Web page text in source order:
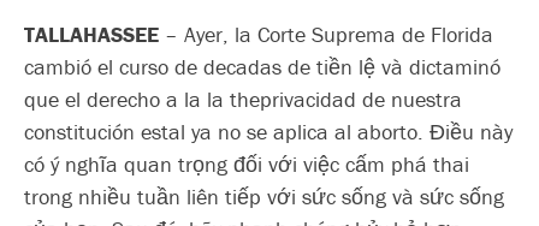
TALLAHASSEE – Ayer, la Corte Suprema de Florida
cambió el curso de decadas de tiền lệ và dictaminó
que el derecho a la la theprivacidad de nuestra
constitución estal ya no se aplica al aborto. Điều này
có ý nghĩa quan trọng đối với việc cấm phá thai
trong nhiều tuần liên tiếp với sức sống và sức sống